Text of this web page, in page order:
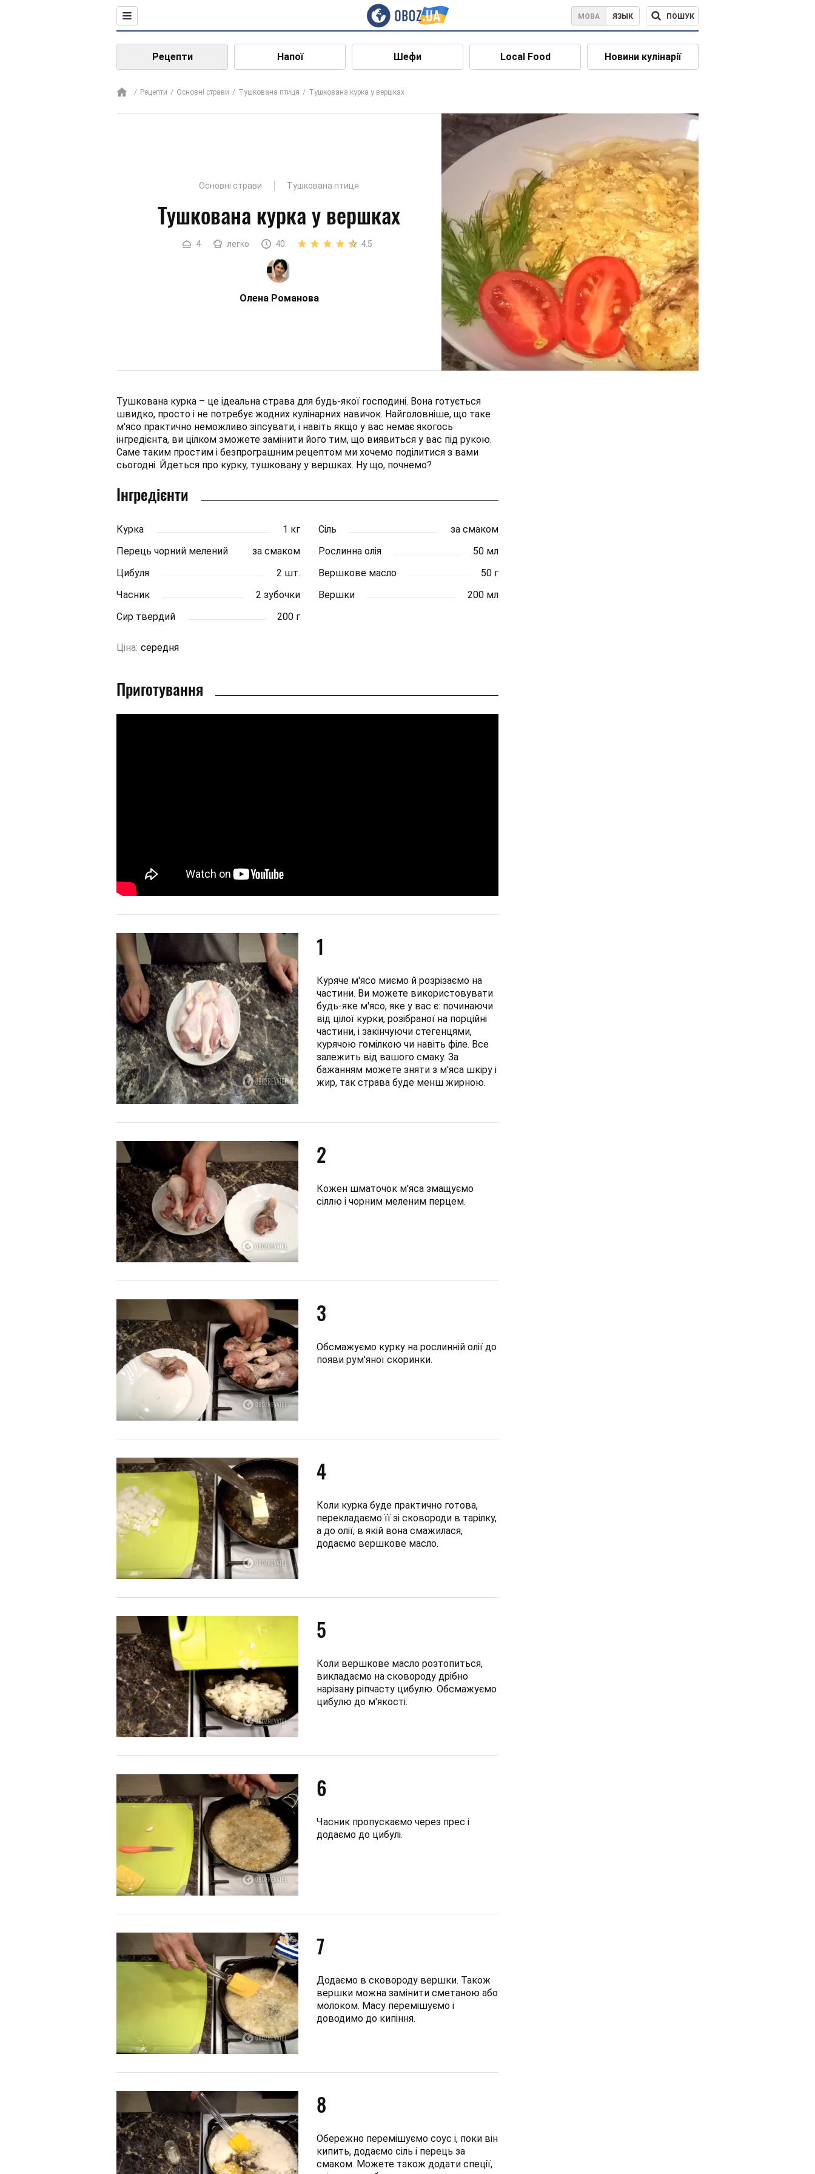
МОВА ЯЗЫК ПОШУК
Рецепти Напої Шефи Local Food Новини кулінарії
Рецепти Основні страви Тушкована птиця Тушкована курка у вершках
Основні страви Тушкована птиця
Тушкована курка у вершках
4 легко 40 4.5
Олена Романова
Тушкована курка – це ідеальна страва для будь-якої господині. Вона готується
швидко, просто і не потребує жодних кулінарних навичок. Найголовніше, що таке
м'ясо практично неможливо зіпсувати, і навіть якщо у вас немає якогось
інгредієнта, ви цілком зможете замінити його тим, що виявиться у вас під рукою.
Саме таким простим і безпрограшним рецептом ми хочемо поділитися з вами
сьогодні. Йдеться про курку, тушковану у вершках. Ну що, почнемо?
Інгредієнти
Курка 1 кг Сіль
за смаком
Перець чорний мелений
за смаком Рослинна олія
50 мл
Цибуля
2 шт. Вершкове масло
50 г
Часник
2 зубочки Вершки
200 мл
Сир твердий
200 г
Ціна: середня
Приготування
1
Куряче м'ясо миємо й розрізаємо на
частини. Ви можете використовувати
будь-яке м'ясо, яке у вас є: починаючи
від цілої курки, розібраної на порційні
частини, і закінчуючи стегенцями,
курячою гомілкою чи навіть філе. Все
залежить від вашого смаку. За
бажанням можете зняти з м'яса шкіру і
жир, так страва буде менш жирною.
2
Кожен шматочок м'яса змащуємо
сіллю і чорним меленим перцем.
3
Обсмажуємо курку на рослинній олії до
появи рум'яної скоринки.
4
Коли курка буде практично готова,
перекладаємо її зі сковороди в тарілку,
а до олії, в якій вона смажилася,
додаємо вершкове масло.
5
Коли вершкове масло розтопиться,
викладаємо на сковороду дрібно
нарізану ріпчасту цибулю. Обсмажуємо
цибулю до м'якості.
6
Часник пропускаємо через прес і
додаємо до цибулі.
7
Додаємо в сковороду вершки. Також
вершки можна замінити сметаною або
молоком. Масу перемішуємо і
доводимо до кипіння.
8
Обережно перемішуємо соус і, поки він
кипить, додаємо сіль і перець за
смаком. Можете також додати спеції,